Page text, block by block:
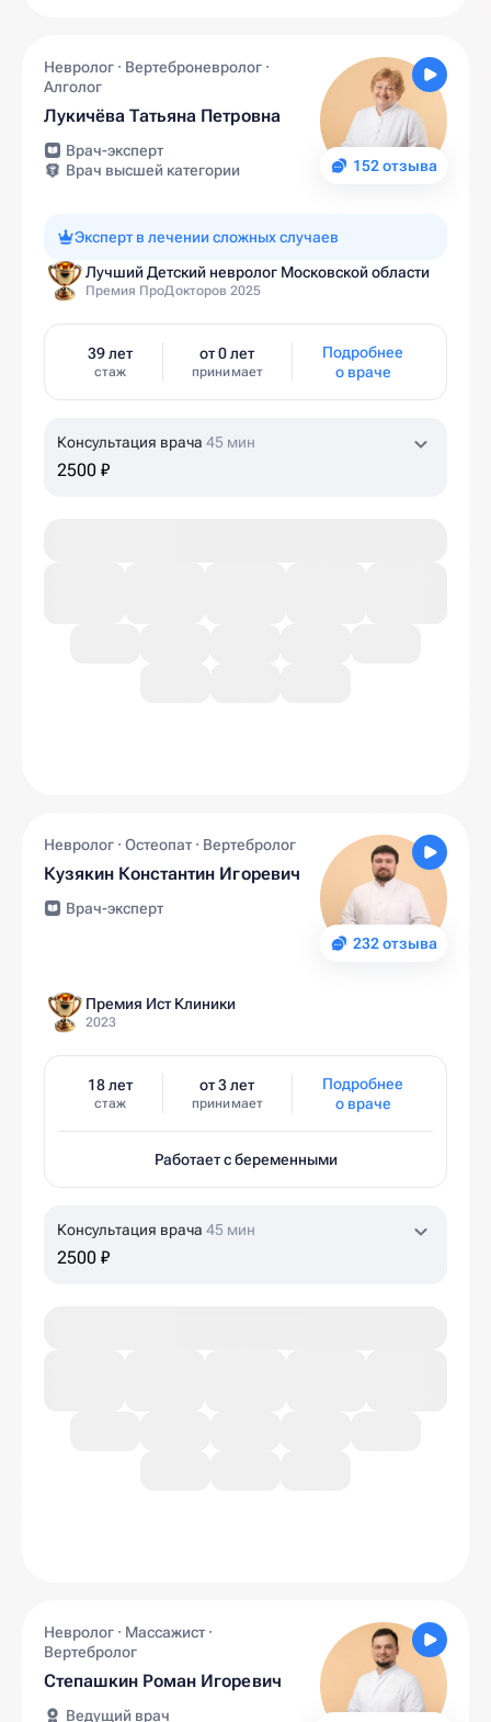
152 отзыва
Невролог · Вертеброневролог ·
Алголог
Лукичёва Татьяна Петровна
Врач-эксперт
Врач высшей категории
Эксперт в лечении сложных случаев
Лучший Детский невролог Московской области
Премия ПроДокторов 2025
39 лет
стаж
от 0 лет
принимает
Подробнее
о враче
Консультация врача 45 мин
2500 ₽
232 отзыва
Невролог · Остеопат · Вертебролог
Кузякин Константин Игоревич
Врач-эксперт
Премия Ист Клиники
2023
18 лет
стаж
от 3 лет
принимает
Подробнее
о враче
Работает с беременными
Консультация врача 45 мин
2500 ₽
Невролог · Массажист ·
Вертебролог
Степашкин Роман Игоревич
Ведущий врач